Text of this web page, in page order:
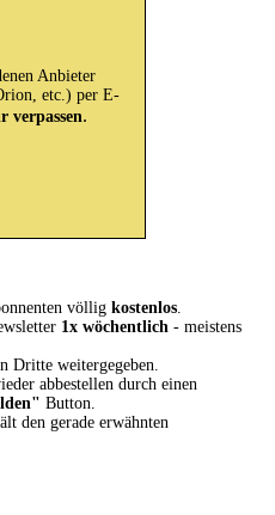
Anbieter
etc.) per E-
verpassen.
völlig kostenlos
1x wöchentlich - meistens
Dritte weitergegeben.
abbestellen durch einen
Button.
den gerade erwähnten